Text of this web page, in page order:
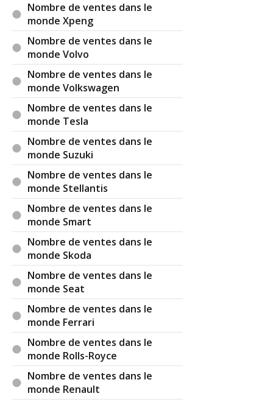
Nombre de ventes dans le
monde Xpeng
Nombre de ventes dans le
monde Volvo
Nombre de ventes dans le
monde Volkswagen
Nombre de ventes dans le
monde Tesla
Nombre de ventes dans le
monde Suzuki
Nombre de ventes dans le
monde Stellantis
Nombre de ventes dans le
monde Smart
Nombre de ventes dans le
monde Skoda
Nombre de ventes dans le
monde Seat
Nombre de ventes dans le
monde Ferrari
Nombre de ventes dans le
monde Rolls-Royce
Nombre de ventes dans le
monde Renault